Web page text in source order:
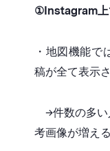
①Instagram上
・地図機能で
稿が全て表示
→件数の多い
考画像が増える